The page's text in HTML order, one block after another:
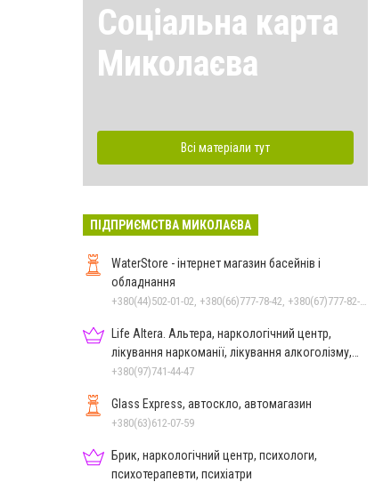
Соціальна карта
Миколаєва
Всі матеріали тут
ПІДПРИЄМСТВА МИКОЛАЄВА
WaterStore - інтернет магазин басейнів і
обладнання
Life Altera. Альтера, наркологічний центр,
лікування наркоманії, лікування алкоголізму,
зняття ломки
+380(97)741-44-47
Glass Express, автоскло, автомагазин
+380(63)612-07-59
Брик, наркологічний центр, психологи,
психотерапевти, психіатри